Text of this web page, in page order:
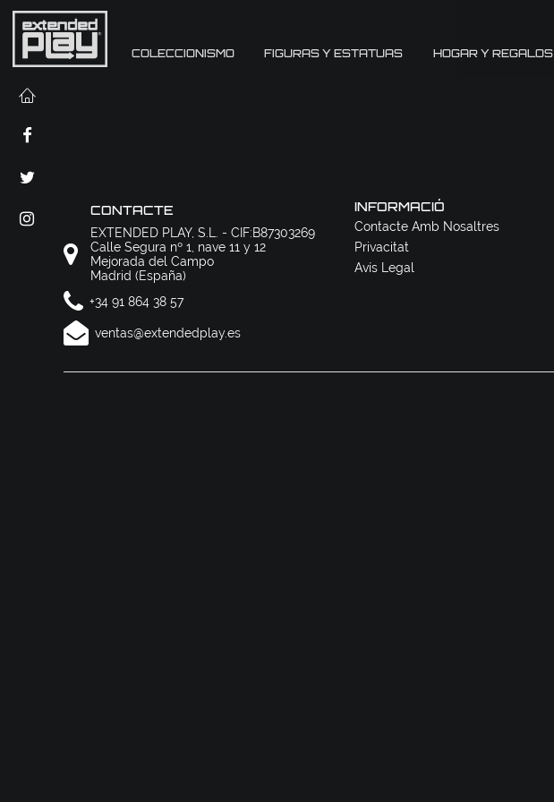
COLECCIONISMO FIGURAS Y ESTATUAS HOGAR Y REGALOS
CONTACTE
EXTENDED PLAY, S.L. - CIF:B87303269
Calle Segura nº 1, nave 11 y 12
Mejorada del Campo
Madrid (España)
+34 91 864 38 57
ventas@extendedplay.es
INFORMACIÓ
Contacte Amb Nosaltres
Privacitat
Avís Legal